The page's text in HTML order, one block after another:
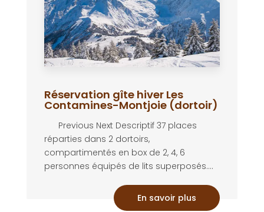
Réservation gîte hiver Les
Contamines-Montjoie (dortoir)
Previous Next Descriptif 37 places
réparties dans 2 dortoirs,
compartimentés en box de 2, 4, 6
personnes équipés de lits superposés....
En savoir plus